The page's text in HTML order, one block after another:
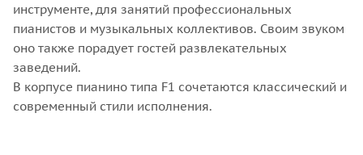
инструменте, для занятий профессиональных
пианистов и музыкальных коллективов. Своим звуком
оно также порадует гостей развлекательных
заведений.
В корпусе пианино типа F1 сочетаются классический и
современный стили исполнения.